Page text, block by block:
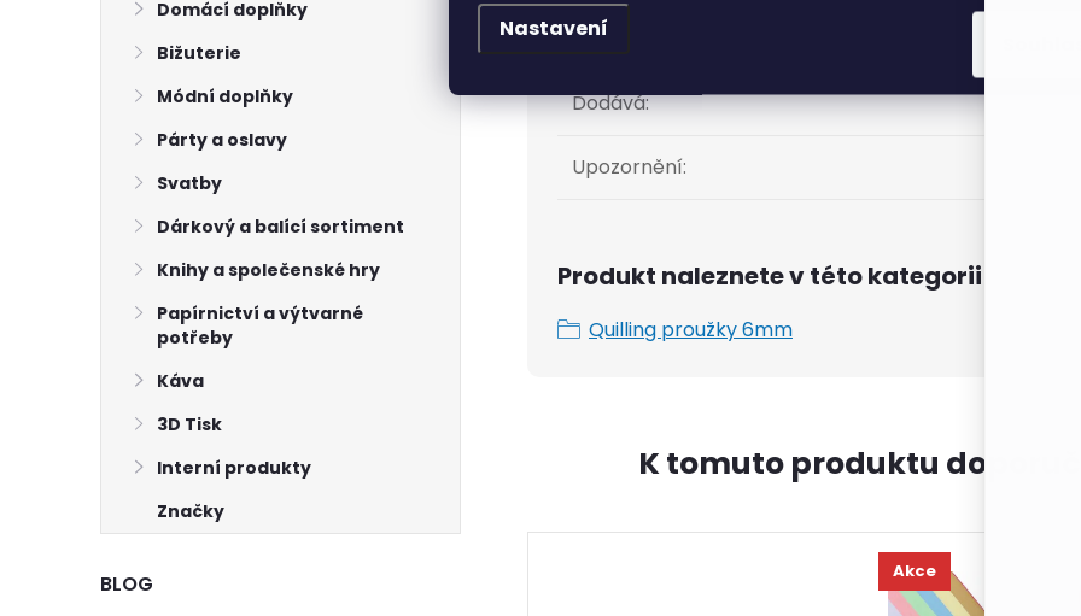
Nastavení
Domácí doplňky
Bižuterie
Módní doplňky
Párty a oslavy
Svatby
Dárkový a balící sortiment
Knihy a společenské hry
Papírnictví a výtvarné
potřeby
Káva
3D Tisk
Interní produkty
Značky
BLOG
? Šíře
Dodává:
Upozornění:
Produkt naleznete v této kategorii
Quilling proužky 6mm
K tomuto produktu
Akce